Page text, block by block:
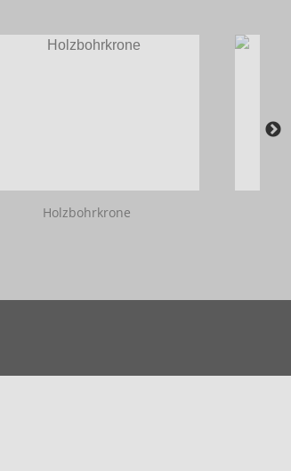
Holzbohrkrone